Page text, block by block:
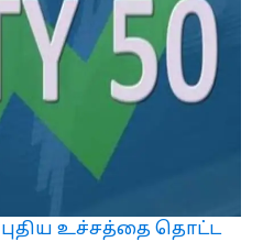
புதிய உச்சத்தை தொட்ட